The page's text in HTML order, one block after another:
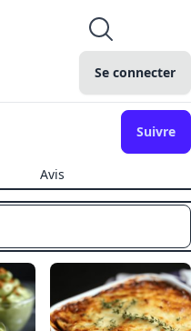
Se connecter
Suivre
Avis